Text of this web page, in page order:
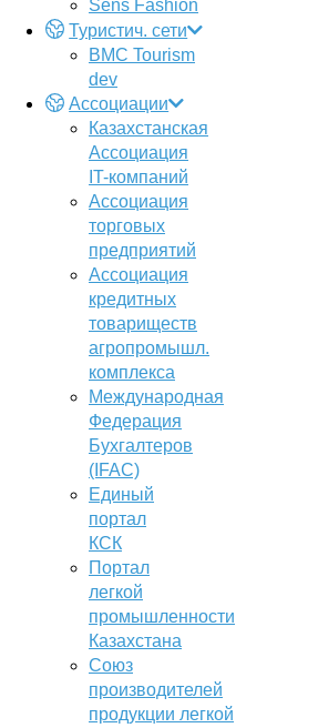
Sens Fashion
Туристич. сети
BMC Tourism
dev
Ассоциации
Казахстанская
Ассоциация
IT-компаний
Ассоциация
торговых
предприятий
Ассоциация
кредитных
товариществ
агропромышл.
комплекса
Международная
Федерация
Бухгалтеров
(IFAC)
Единый
портал
КСК
Портал
легкой
промышленности
Казахстана
Союз
производителей
продукции легкой